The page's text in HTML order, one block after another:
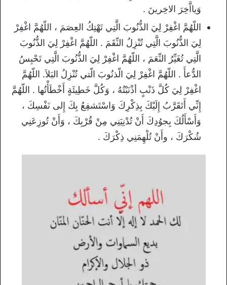
وَيااَّخِرَ الاخِرينَ .
اللّهُمَّ اغْفِرْ لِيَ الذُّنُوبَ الَّتِي تَهْتِكُ العِصَمَ ، اللّهُمَّ اغْفِرْ
لِيَ الذُّنُوبَ الَّتِي تُنْزِلُ النِّقَمَ . اللّهُمَّ اغْفِرْ لِيَ الذُّنُوبَ
الَّتِي تُغَيِّرُ النِّعَمَ ، اللّهُمَّ اغْفِرْ لِيَ الذُّنُوبَ الَّتِي تَحْبِسُ
الدُّعأَ . اللّهُمَّ اغْفِرْ لِيَ الّذنُوبَ الّتي تُنْزِلُ البَلاَ. اللّهُمَّ
اغْفِرْ لِيَ كُلَّ ذَنْبٍ أذْنَبْتُهُ ، وَكُلَّ خَطِيئَةٍ أَخْطَأْتُها . اللّهُمَّ
إِنِّي أَتَقَرَّبُ إِلَيْكَ بِذِكْرِكَ وَاسْتَشفِعُ بِكَ إِلى نَفْسِكَ ،
وَأَسْأَلُكَ بِجوُدِكَ أَنْ تُدْنِيَنِي مِنْ قُرْبِكَ ، وَأَنْ تُوزِعَنِي
شُكْرَكَ ، وأَنْ تُلْهِمَنِي ذِكْرَكَ .